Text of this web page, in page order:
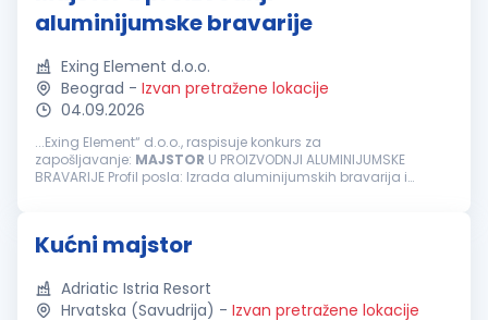
aluminijumske bravarije
Exing Element d.o.o.
Beograd - Izvan pretražene lokacije
04.09.2026
...Exing Element“ d.o.o., raspisuje konkurs za
zapošljavanje: MAJSTOR U PROIZVODNJI ALUMINIJUMSKE
BRAVARIJE Profil posla: Izrada aluminijumskih bravarija i
Kućni majstor
Adriatic Istria Resort
Hrvatska (Savudrija) - Izvan pretražene lokacije